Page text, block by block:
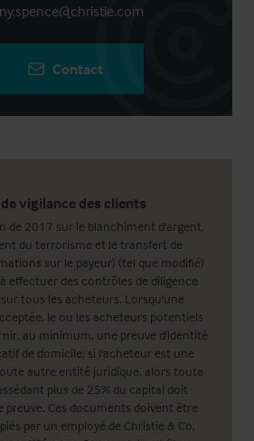
vigilance des clients
de 2017 sur le blanchiment d'argent,
du terrorisme et le transfert de
sur le payeur) (tel que modifié)
effectuer des contrôles de diligence
tous les acheteurs. Lorsqu'une
le ou les acheteurs potentiels
au minimum, une preuve d'identité
de domicile; si l'acheteur est une
autre entité juridique, alors toute
plus de 25% du capital doit
Ces documents doivent être
par un employé de Christie & Co,
Contact